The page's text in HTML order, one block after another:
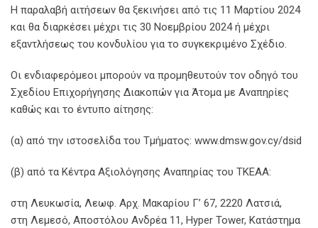
Η παραλαβή αιτήσεων θα ξεκινήσει από τις 11 Μαρτίου 2024
και θα διαρκέσει μέχρι τις 30 Νοεμβρίου 2024 ή μέχρι
εξαντλήσεως του κονδυλίου για το συγκεκριμένο Σχέδιο.
Οι ενδιαφερόμεοι μπορούν να προμηθευτούν τον οδηγό του
Σχεδίου Επιχορήγησης Διακοπών για Άτομα με Αναπηρίες
καθώς και το έντυπο αίτησης:
(α) από την ιστοσελίδα του Τμήματος: www.dmsw.gov.cy/dsid
(β) από τα Κέντρα Αξιολόγησης Αναπηρίας του ΤΚΕΑΑ:
στη Λευκωσία, Λεωφ. Αρχ. Μακαρίου Γ’ 67, 2220 Λατσιά,
στη Λεμεσό, Αποστόλου Ανδρέα 11, Hyper Tower, Κατάστημα